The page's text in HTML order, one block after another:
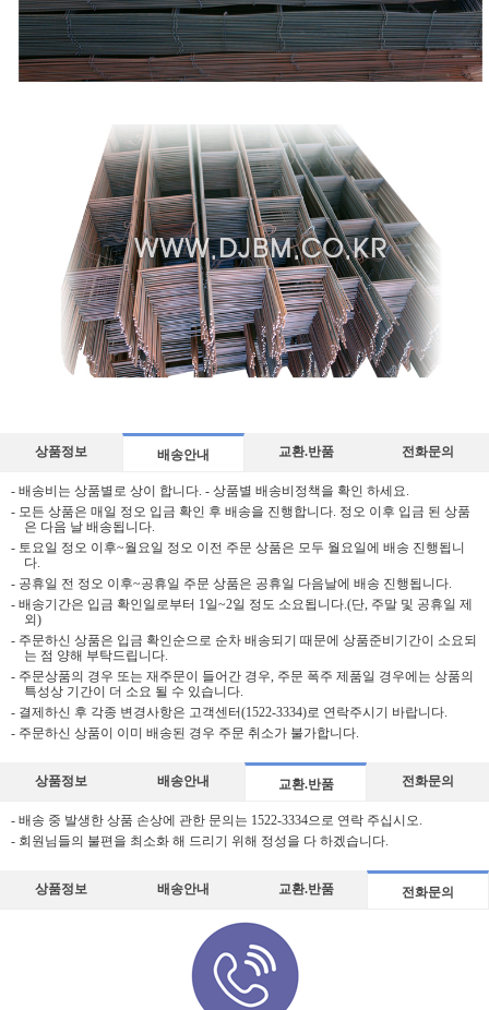
상품정보 배송안내 교환.반품 전화문의
- 배송비는 상품별로 상이 합니다. - 상품별 배송비정책을 확인 하세요.
- 모든 상품은 매일 정오 입금 확인 후 배송을 진행합니다. 정오 이후 입금 된 상품
은 다음 날 배송됩니다.
- 토요일 정오 이후~월요일 정오 이전 주문 상품은 모두 월요일에 배송 진행됩니
다.
- 공휴일 전 정오 이후~공휴일 주문 상품은 공휴일 다음날에 배송 진행됩니다.
- 배송기간은 입금 확인일로부터 1일~2일 정도 소요됩니다.(단, 주말 및 공휴일 제
외)
- 주문하신 상품은 입금 확인순으로 순차 배송되기 때문에 상품준비기간이 소요되
는 점 양해 부탁드립니다.
- 주문상품의 경우 또는 재주문이 들어간 경우, 주문 폭주 제품일 경우에는 상품의
특성상 기간이 더 소요 될 수 있습니다.
- 결제하신 후 각종 변경사항은 고객센터(1522-3334)로 연락주시기 바랍니다.
- 주문하신 상품이 이미 배송된 경우 주문 취소가 불가합니다.
상품정보 배송안내 교환.반품 전화문의
- 배송 중 발생한 상품 손상에 관한 문의는 1522-3334으로 연락 주십시오.
- 회원님들의 불편을 최소화 해 드리기 위해 정성을 다 하겠습니다.
상품정보 배송안내 교환.반품 전화문의